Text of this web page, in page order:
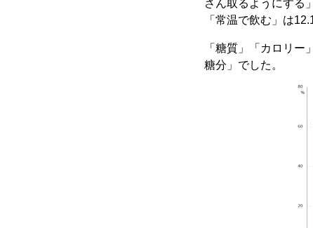
さん取るようにする
「常温で飲む」は
「糖質」「カロリ
糖分」でした。